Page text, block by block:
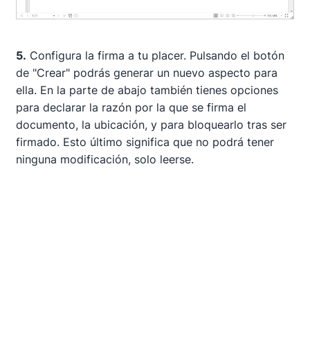
5. Configura la firma a tu placer. Pulsando el botón
de "Crear" podrás generar un nuevo aspecto para
ella. En la parte de abajo también tienes opciones
para declarar la razón por la que se firma el
documento, la ubicación, y para bloquearlo tras ser
firmado. Esto último significa que no podrá tener
ninguna modificación, solo leerse.